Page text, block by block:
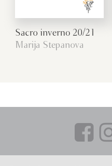
Sacro inverno 20/21
Marija Stepanova